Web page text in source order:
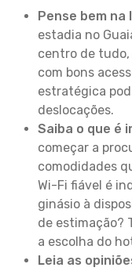
Pense bem na
estadia no
centro de tudo,
com bons
estratégica
deslocações.
Saiba o que é
começar a
comodidades
Wi-Fi fiável é
ginásio à
de estimação?
a escolha do
Leia as